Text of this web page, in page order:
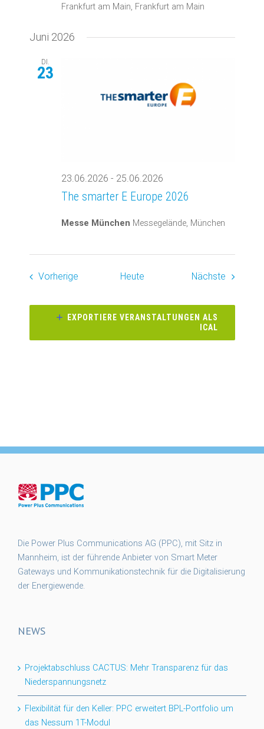
Frankfurt am Main, Frankfurt am Main
Juni 2026
DI.
23
23.06.2026 - 25.06.2026
The smarter E Europe 2026
Messe München Messegelände, München
Vorherige Veranstaltungen
Heute Nächste
EXPORTIERE VERANSTALTUNGEN ALS
ICAL
Die Power Plus Communications AG (PPC), mit Sitz in
Mannheim, ist der führende Anbieter von Smart Meter
Gateways und Kommunikationstechnik für die Digitalisierung
der Energiewende.
NEWS
Projektabschluss CACTUS: Mehr Transparenz für das
Niederspannungsnetz
Flexibilität für den Keller: PPC erweitert BPL-Portfolio um
das Nessum 1T-Modul